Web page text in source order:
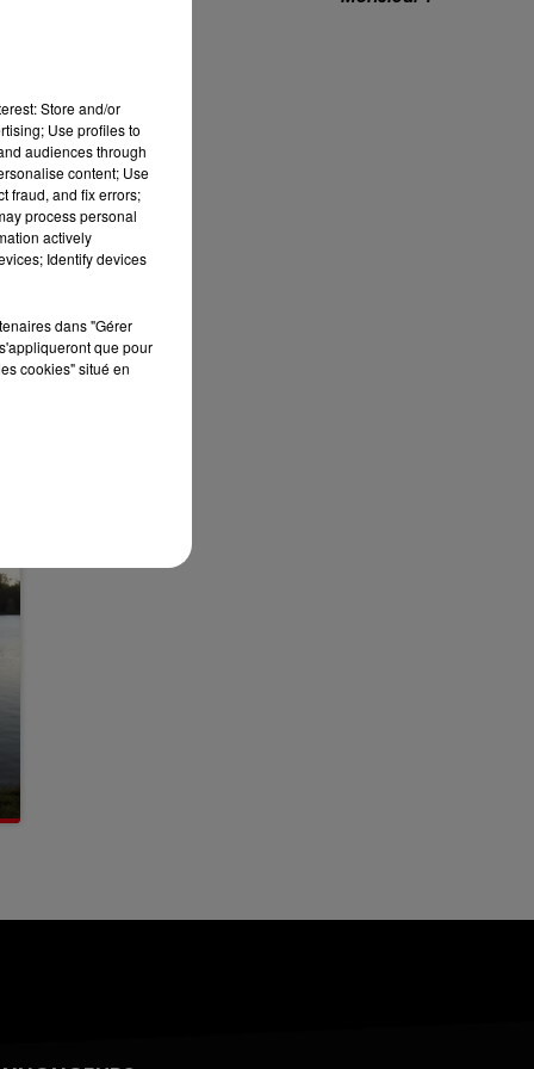
Store and/or
Use profiles to
audiences through
content; Use
fraud, and fix errors;
process personal
actively
Identify devices
dans "Gérer
que pour
cookies" situé en